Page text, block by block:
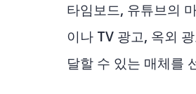
타임보드, 유튜브의
이나 TV 광고, 옥외
달할 수 있는 매체를